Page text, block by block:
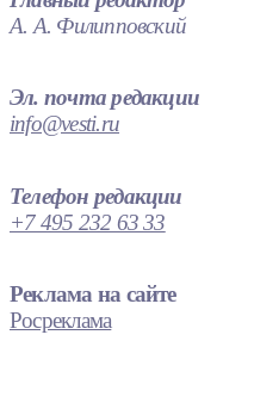
А. А. Филипповский
Эл. почта редакции
info@vesti.ru
Телефон редакции
+7 495 232 63 33
Реклама на сайте
Росреклама